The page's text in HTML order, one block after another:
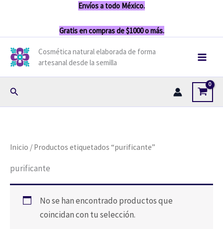
contenido
Envíos a todo México.
Gratis en compras de $1000 o más.
Cosmética natural elaborada de forma
artesanal desde la semilla
Buscar
Inicio / Productos etiquetados “purificante”
purificante
No se han encontrado productos que
coincidan con tu selección.